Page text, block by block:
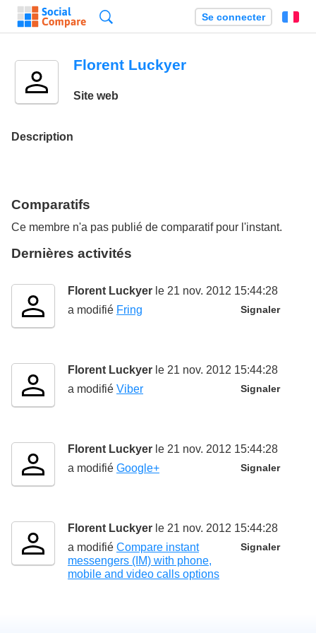
Se connecter
Florent Luckyer
Site web
Description
Comparatifs
Ce membre n'a pas publié de comparatif pour l'instant.
Dernières activités
Florent Luckyer le 21 nov. 2012 15:44:28
Signaler
a modifié Fring
Florent Luckyer le 21 nov. 2012 15:44:28
Signaler
a modifié Viber
Florent Luckyer le 21 nov. 2012 15:44:28
Signaler
a modifié Google+
Florent Luckyer le 21 nov. 2012 15:44:28
Signaler
a modifié Compare instant
messengers (IM) with phone,
mobile and video calls options